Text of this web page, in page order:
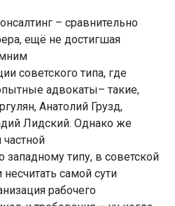
– сравнительно
ещё не достигшая
советского типа, где
адвокаты– такие,
Анатолий Грузд,
Лидский. Однако же
западному типу, в советской
несчитать самой сути
рабочего